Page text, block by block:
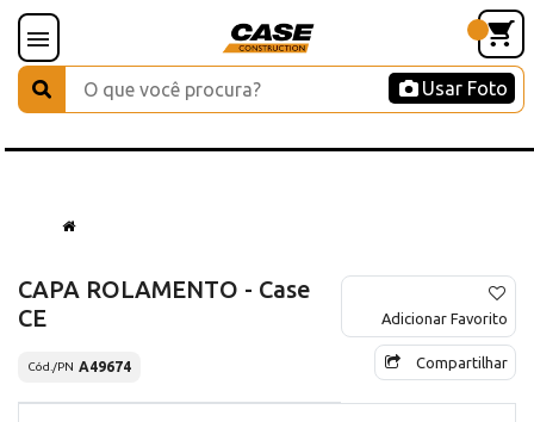
Usar Foto
CAPA ROLAMENTO - Case
CE
Cód./PN A49674
Adicionar Favorito
Compartilhar